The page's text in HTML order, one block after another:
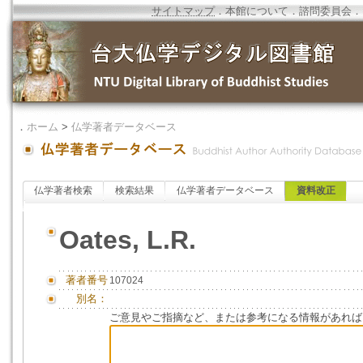
サイトマップ．本館について ．諮問委員会 ．
． ホーム > 仏学著者データベース
仏学著者検索 検索結果 仏学著者データベース 資料改正
Oates, L.R.
著者番号 107024
別名：
ご意見やご指摘など、または参考になる情報があれ